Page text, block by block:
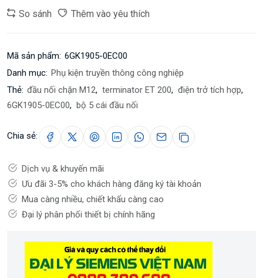
So sánh Thêm vào yêu thích
Mã sản phẩm: 6GK1905-0EC00
Danh mục: Phụ kiện truyền thông công nghiệp
Thẻ: đầu nối chặn M12, terminator ET 200, điện trở tích hợp,
6GK1905-0EC00, bộ 5 cái đầu nối
Chia sẻ:
Dịch vụ & khuyến mãi
Ưu đãi 3-5% cho khách hàng đăng ký tài khoản
Mua càng nhiều, chiết khấu càng cao
Đại lý phân phối thiết bị chính hãng